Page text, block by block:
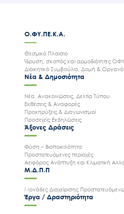
Ο.ΦΥ.ΠΕ.Κ.Α.
Θεσμικό Πλαισιο
Ίδρυση, σκοπός και αρμοδιότητες
Διοικητικό Συμβούλιο, Δομή &
Νέα & Δημοσιότητα
Νέα, Ανακοινώσεις, Δελτία Τύπου
Εκθέσεις & Αναφορές
Προκηρύξεις & Διαγωνισμοί
Προσεχείς Εκδηλώσεις
Άξονες Δράσεις
Φύση – Βιοποικιλότητα
Προστατευόμενες περιοχές
Αειφόρος Ανάπτυξη και Κλιματική
Μ.Δ.Π.Π
Μονάδες Διαχείρισης
Έργα / Δραστηριότητα